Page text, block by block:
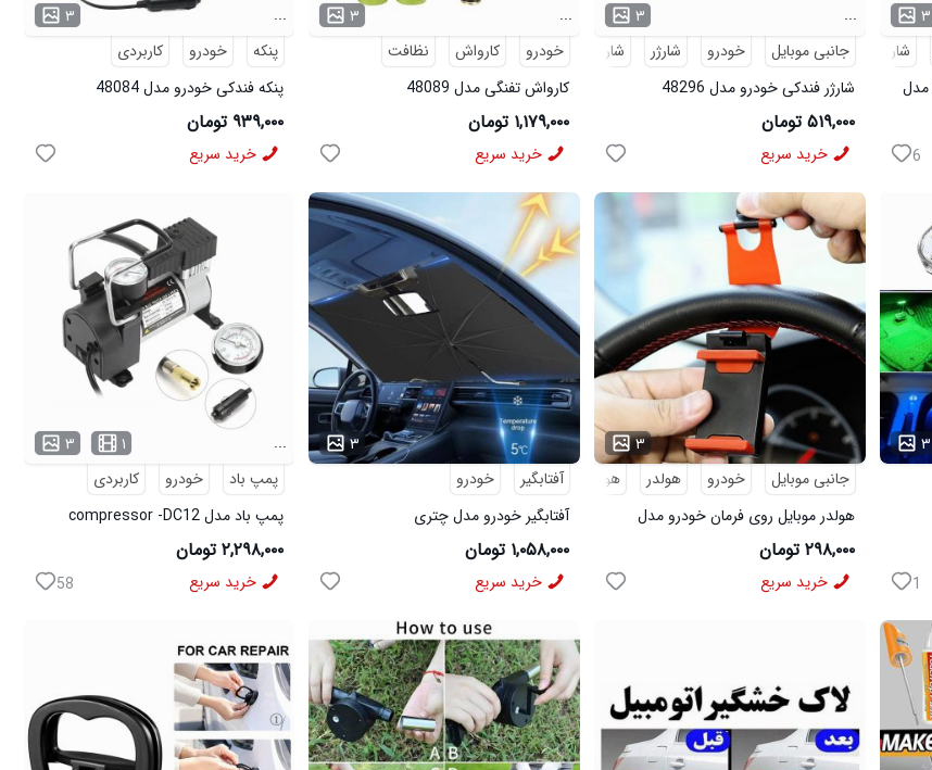
۳
شارژر فندکی
شارژر فندکی Fm پلیر بلوتوثی L 05 مدل
6
۳
...
جانبی موبایل
خودرو شارژر
شارژر فندکی
شارژر فندکی خودرو مدل 48296
۵۱۹,۰۰۰ تومان
خرید سریع
۳
...
خودرو
کارواش
نظافت
کارواش تفنگی مدل 48089
۱,۱۷۹,۰۰۰ تومان
خرید سریع
۳
...
پنکه
خودرو
کاربردی
پنکه فندکی خودرو مدل 48084
۹۳۹,۰۰۰ تومان
خرید سریع
۳
1
۳
...
جانبی موبایل
خودرو هولدر
هولدر موبایل
هولدر موبایل روی فرمان خودرو مدل
2587
۲۹۸,۰۰۰ تومان
خرید سریع
۳
...
آفتابگیر
خودرو
آفتابگیر خودرو مدل چتری
۱,۰۵۸,۰۰۰ تومان
خرید سریع
۳ ۱
...
پمپ باد
خودرو
کاربردی
پمپ باد مدل compressor -DC12
۲,۲۹۸,۰۰۰ تومان
خرید سریع 58